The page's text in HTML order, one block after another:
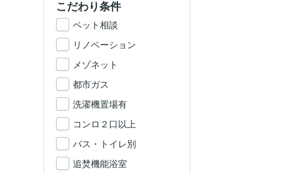
こだわり条件
ペット相談
リノベーション
メゾネット
都市ガス
洗濯機置場有
コンロ２口以上
バス・トイレ別
追焚機能浴室